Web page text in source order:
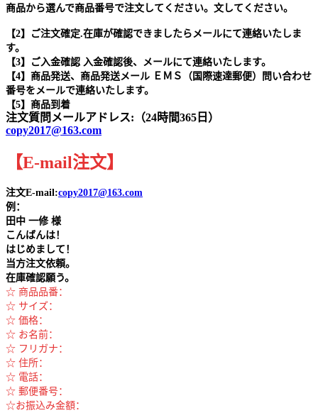
商品から選んで商品番号で注文してください。文してください。
【2】ご注文確定.在庫が確認できましたらメールにて連絡いたしま
す。
【3】ご入金確認 入金確認後、メールにて連絡いたします。
【4】商品発送、商品発送メール ＥＭＳ（国際速達郵便）問い合わせ
番号をメールで連絡いたします。
【5】商品到着
注文質問メールアドレス:（24時間365日）
copy2017@163.com
【E-mail注文】
注文E-mail:copy2017@163.com
例：
田中 一修 様
こんばんは！
はじめまして！
当方注文依頼。
在庫確認願う。
☆ 商品品番：
☆ サイズ：
☆ 価格：
☆ お名前：
☆ フリガナ：
☆ 住所：
☆ 電話：
☆ 郵便番号：
☆お振込み金額：